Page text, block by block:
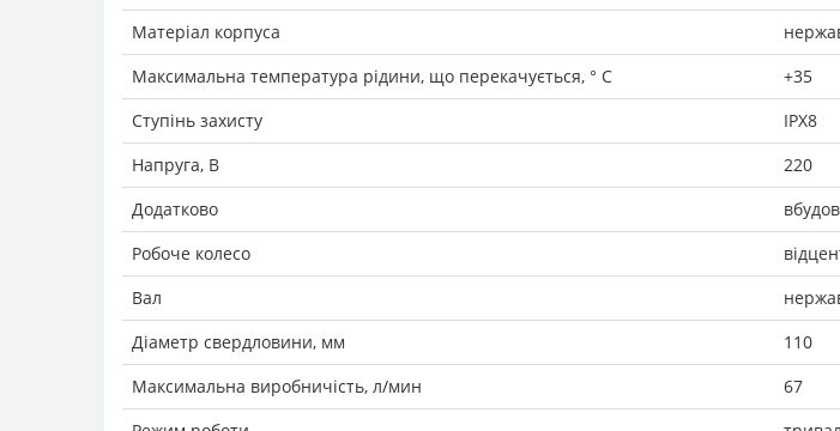
Матеріал корпуса
Максимальна температура рідини, що перекачується, ° C
+35
Ступінь захисту
IPX8
Напруга, В
220
Додатково
Робоче колесо
Вал
Діаметр свердловини, мм
110
Максимальна виробничість, л/мин
67